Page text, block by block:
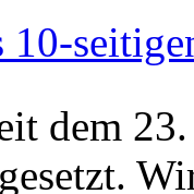
10-
dem